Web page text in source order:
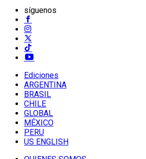
síguenos
Ediciones
ARGENTINA
BRASIL
CHILE
GLOBAL
MÉXICO
PERU
US ENGLISH